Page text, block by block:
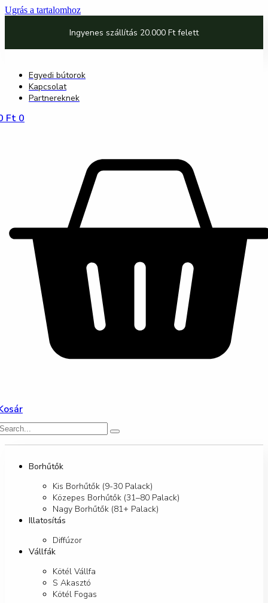
Ugrás a tartalomhoz
Ingyenes szállítás 20.000 Ft felett
Egyedi bútorok
Kapcsolat
Partnereknek
Ft 0
Borhűtők
Kis Borhűtők (9-30 Palack)
Közepes Borhűtők (31–80 Palack)
Nagy Borhűtők (81+ Palack)
Illatosítás
Diffúzor
Vállfák
Kötél Vállfa
S Akasztó
Kötél Fogas